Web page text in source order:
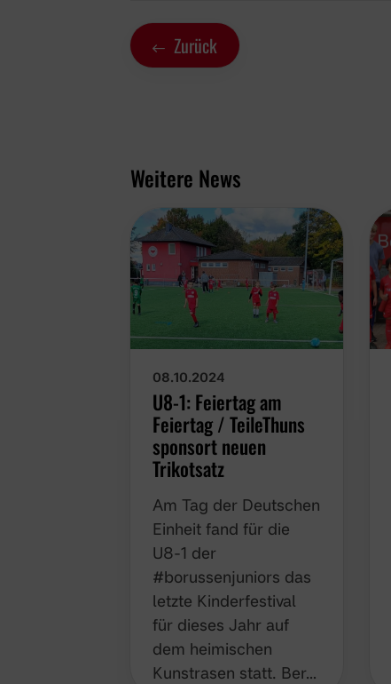
Zurück
Weitere News
08.10.2024
U8-1: Feiertag am
Feiertag / TeileThuns
sponsort neuen
Trikotsatz
Am Tag der Deutschen
Einheit fand für die
U8-1 der
#borussenjuniors das
letzte Kinderfestival für
dieses Jahr auf dem
heimischen
Kunstrasen statt. Ber…